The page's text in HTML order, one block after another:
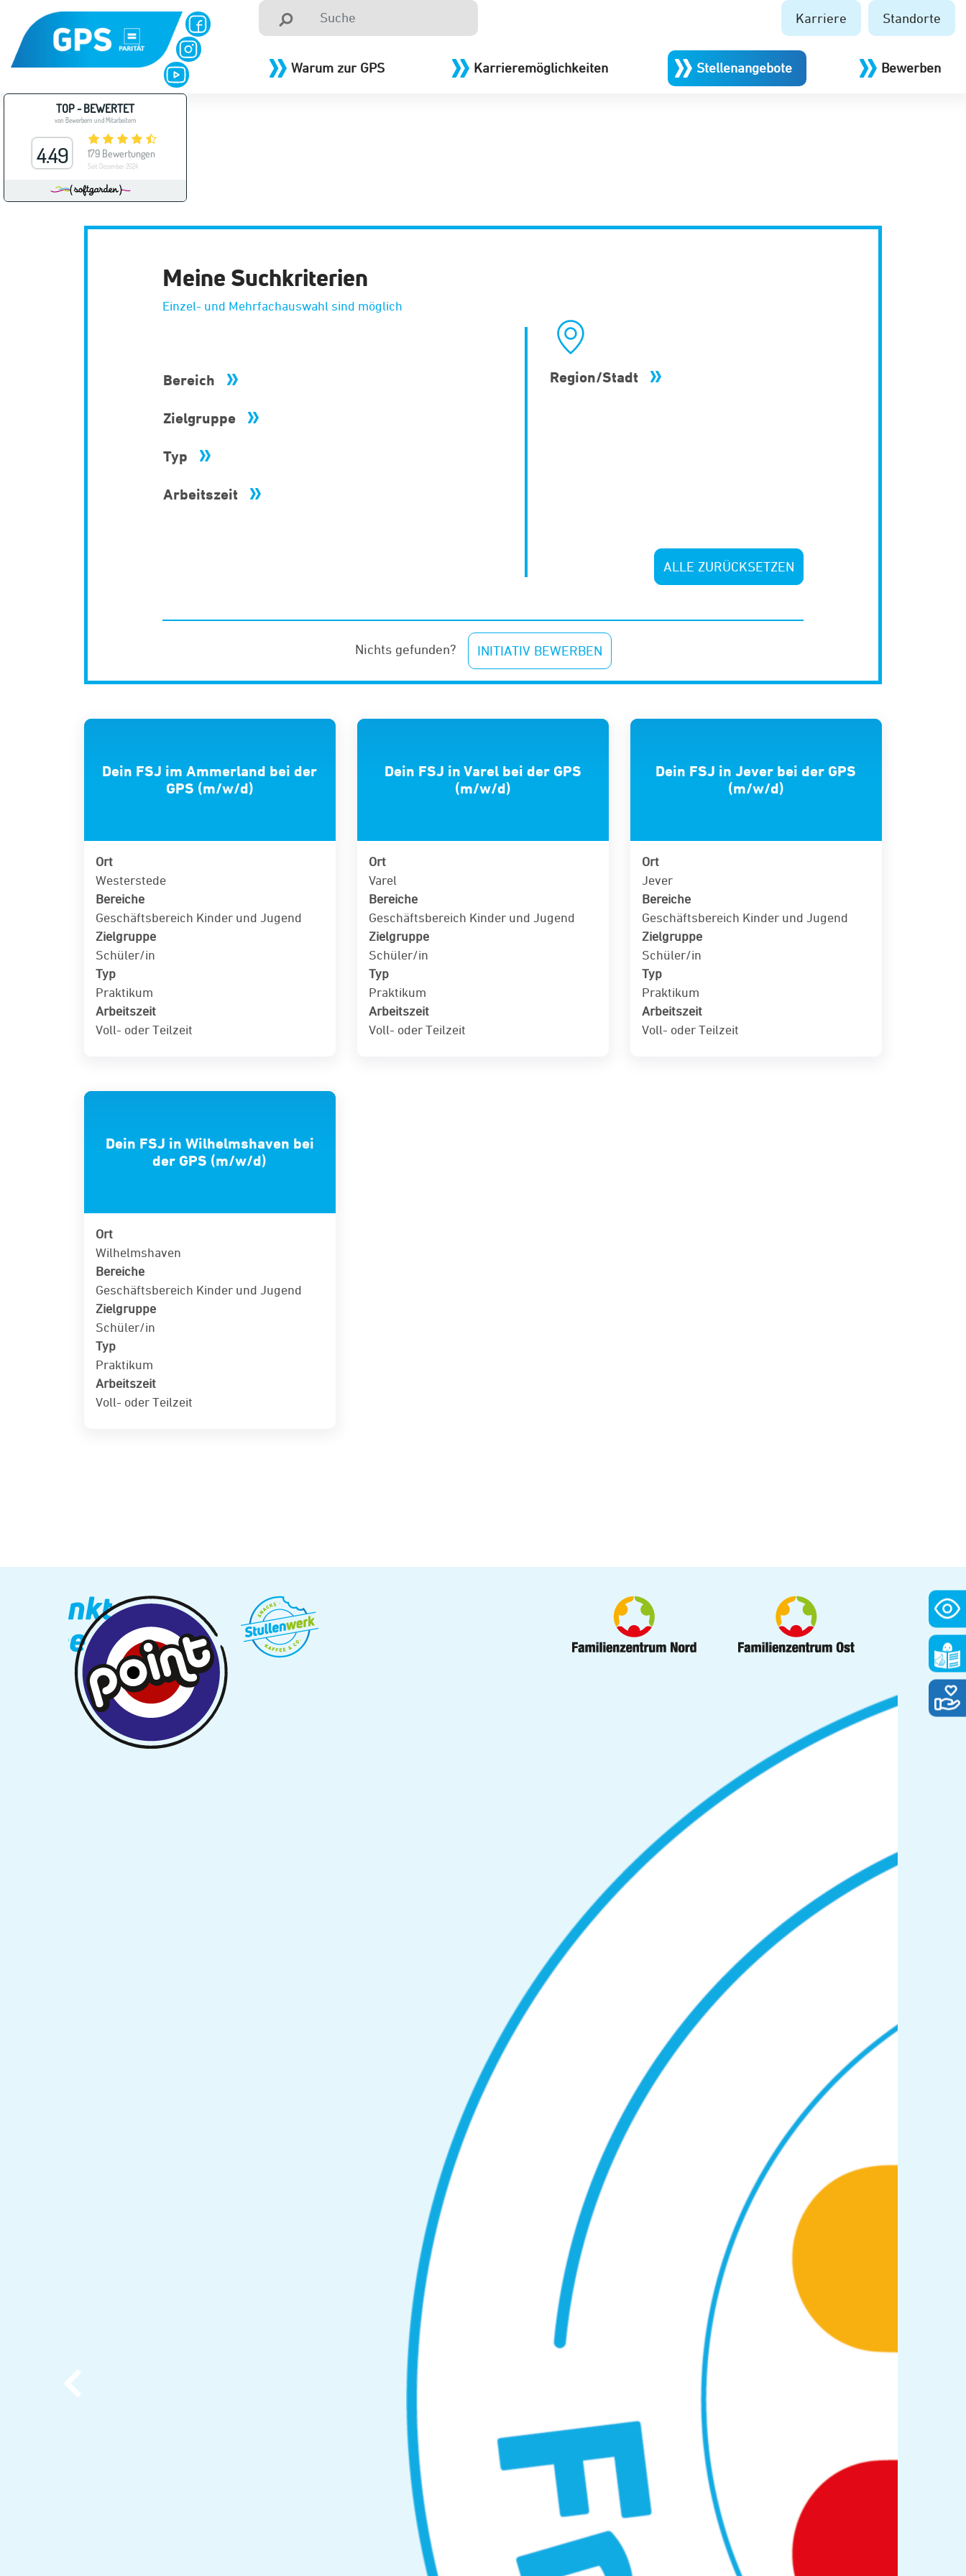
Karriere Standorte
Warum zur GPS Karrieremöglichkeiten Stellenangebote Bewerben
Meine Suchkriterien
Einzel- und Mehrfachauswahl sind möglich
Bereich
Zielgruppe
Typ
Arbeitszeit
Region/Stadt
ALLE ZURÜCKSETZEN
Nichts gefunden? INITIATIV BEWERBEN
Dein FSJ im Ammerland bei der
GPS (m/w/d)
Ort
Westerstede
Bereiche
Geschäftsbereich Kinder und Jugend
Zielgruppe
Schüler/in
Typ
Praktikum
Arbeitszeit
Voll- oder Teilzeit
Dein FSJ in Varel bei der GPS
(m/w/d)
Ort
Varel
Bereiche
Geschäftsbereich Kinder und Jugend
Zielgruppe
Schüler/in
Typ
Praktikum
Arbeitszeit
Voll- oder Teilzeit
Dein FSJ in Jever bei der GPS
(m/w/d)
Ort
Jever
Bereiche
Geschäftsbereich Kinder und Jugend
Zielgruppe
Schüler/in
Typ
Praktikum
Arbeitszeit
Voll- oder Teilzeit
Dein FSJ in Wilhelmshaven bei
der GPS (m/w/d)
Ort
Wilhelmshaven
Bereiche
Geschäftsbereich Kinder und Jugend
Zielgruppe
Schüler/in
Typ
Praktikum
Arbeitszeit
Voll- oder Teilzeit